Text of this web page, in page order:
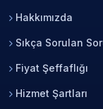
Hakkımızda
Sıkça Sorulan
Fiyat Şeffaflığı
Hizmet Şartları